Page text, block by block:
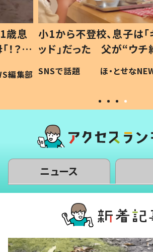
歳息
？」
編集部
小1から不登校、息子は「
ッド」だった 父が“ウチ
作り続ける理由とは #令
#令和の子
SNSで話題 ほ・とせな
ニュース